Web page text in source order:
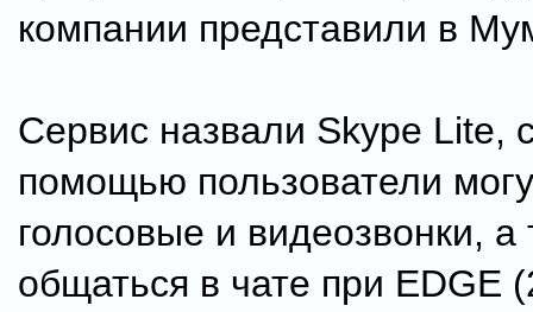
компании представили в
Сервис назвали Skype Lite,
помощью пользователи
голосовые и видеозвонки, а
общаться в чате при EDGE